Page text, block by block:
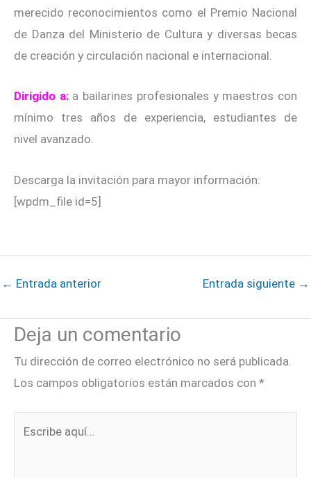
merecido reconocimientos como el Premio Nacional
de Danza del Ministerio de Cultura y diversas becas
de creación y circulación nacional e internacional.
Dirigido a:a bailarines profesionales y maestros con
mínimo tres años de experiencia, estudiantes de
nivel avanzado.
Descarga la invitación para mayor información:
[wpdm_file id=5]
← Entrada anterior Entrada siguiente →
Deja un comentario
Tu dirección de correo electrónico no será publicada.
Los campos obligatorios están marcados con *